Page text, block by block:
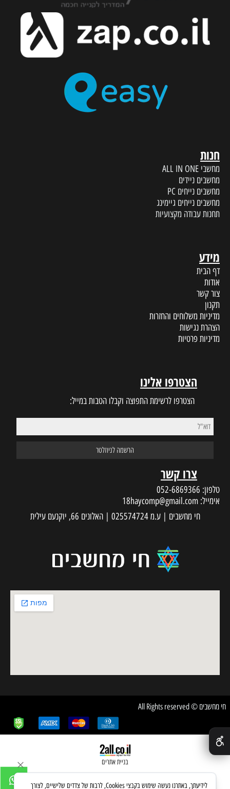
חנות
מחשבי ALL IN ONE
מחשבים ניידים
מחשבים נייחים PC
מחשבים נייחים גיימינג
תחנות עבודה מקצועיות
מידע
דף הבית
אודות
צור קשר
תקנון
מדיניות משלוחים והחזרות
הצהרת נגישות
מדיניות פרטיות
הצטרפו אלינו
הצטרפו לרשימת התפוצה וקבלו הטבות במייל:
צרו קשר
טלפון: 052-6869366
אימייל: 18haycomp@gmail.com
חי מחשבים | ע.מ 025574724 | האלונים 66, יוקנעם עילית
חי מחשבים © All Rights reserved
בניית אתרים
לידיעתך, באתרנו נעשה שימוש בקבצי Cookies, לרבות של צדדים שלישיים, לצורך